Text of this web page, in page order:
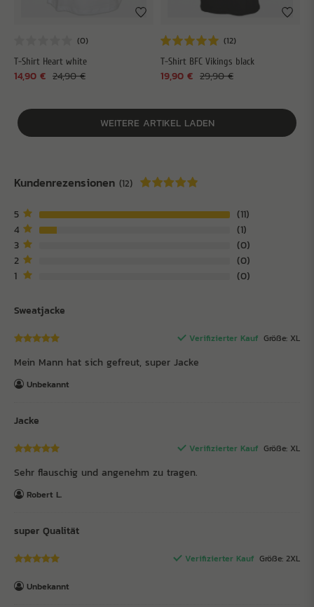
T-Shirt Heart white
24,90 €
14,90 €
T-Shirt BFC Vikings black
29,90 €
19,90 €
WEITERE ARTIKEL LADEN
Kundenrezensionen (12)
5
11
4
1
3
0
2
0
1
0
Sweatjacke
Verifizierter Kauf Größe: XL
Mein Mann hat sich gefreut, super Jacke
Unbekannt
Jacke
Verifizierter Kauf Größe: XL
Sehr flauschig und angenehm zu tragen.
Robert L.
super Qualität
Verifizierter Kauf Größe: 2XL
Unbekannt